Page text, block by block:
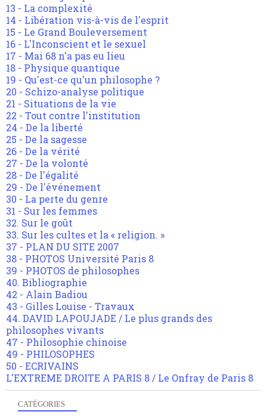
13 - La complexité
14 - Libération vis-à-vis de l'esprit
15 - Le Grand Bouleversement
16 - L'Inconscient et le sexuel
17 - Mai 68 n'a pas eu lieu
18 - Physique quantique
19 - Qu'est-ce qu'un philosophe ?
20 - Schizo-analyse politique
21 - Situations de la vie
22 - Tout contre l'institution
24 - De la liberté
25 - De la sagesse
26 - De la vérité
27 - De la volonté
28 - De l'égalité
29 - De l'événement
30 - La perte du genre
31 - Sur les femmes
32. Sur le goût
33. Sur les cultes et la « religion. »
37 - PLAN DU SITE 2007
38 - PHOTOS Université Paris 8
39 - PHOTOS de philosophes
40. Bibliographie
42 - Alain Badiou
43 - Gilles Louise - Travaux
44. DAVID LAPOUJADE / Le plus grands des
philosophes vivants
47 - Philosophie chinoise
49 - PHILOSOPHES
50 - ECRIVAINS
L'EXTREME DROITE A PARIS 8 / Le Onfray de Paris 8
CATÉGORIES